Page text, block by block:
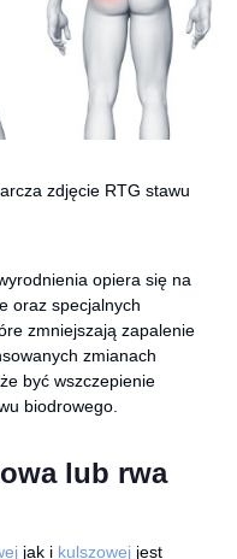
zdjęcie RTG stawu
opiera się na
oraz specjalnych
zmniejszają zapalenie
zmianach
być wszczepienie
biodrowego.
lub rwa
jak i kulszowej jest